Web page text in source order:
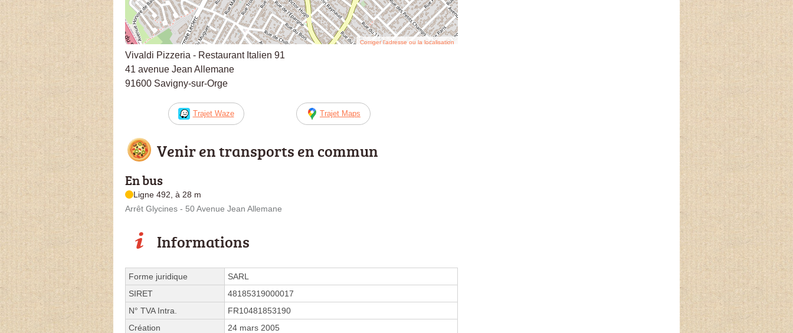
Corriger l’adresse ou la localisation
Vivaldi Pizzeria - Restaurant Italien 91
41 avenue Jean Allemane
91600 Savigny-sur-Orge
Trajet Waze Trajet Maps
Venir en transports en commun
En bus
Ligne 492, à 28 m
Arrêt Glycines - 50 Avenue Jean Allemane
Informations
Forme juridique
SARL
SIRET
48185319000017
N° TVA Intra.
FR10481853190
Création
24 mars 2005